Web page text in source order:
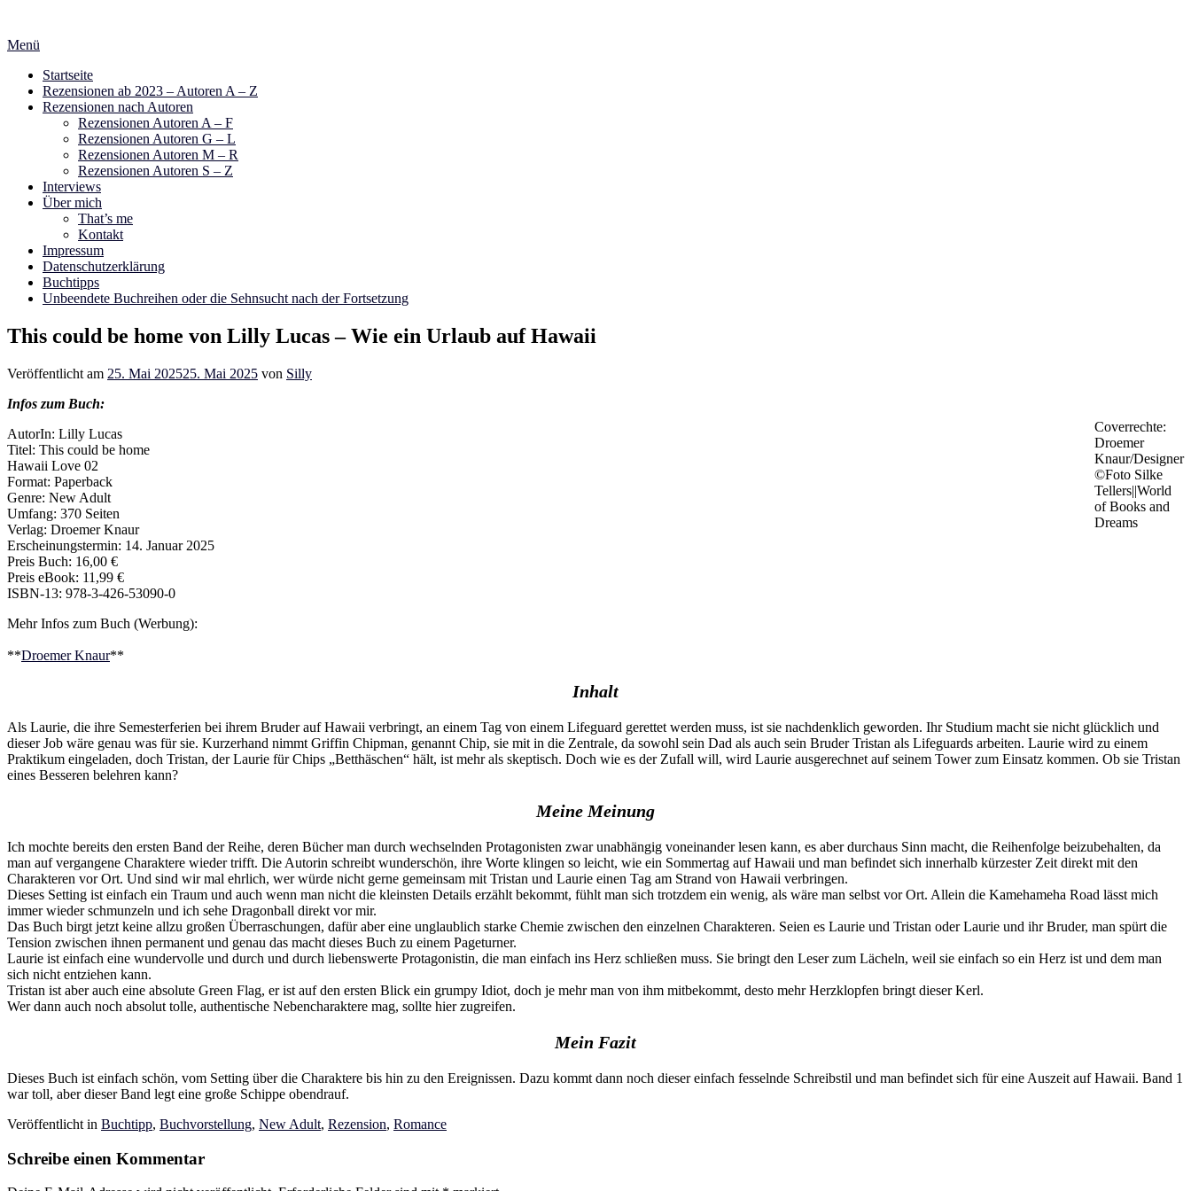
springen
Menü
Startseite
Rezensionen ab 2023 – Autoren A – Z
Rezensionen nach Autoren
Rezensionen Autoren A – F
Rezensionen Autoren G – L
Rezensionen Autoren M – R
Rezensionen Autoren S – Z
Interviews
Über mich
That’s me
Kontakt
Impressum
Datenschutzerklärung
Buchtipps
Unbeendete Buchreihen oder die Sehnsucht nach der Fortsetzung
This could be home von Lilly Lucas – Wie ein Urlaub auf Hawaii
Veröffentlicht am 25. Mai 202525. Mai 2025 von Silly
Coverrechte:
Droemer
Knaur/Designer
©Foto Silke
Tellers||World
of Books and
Dreams
Infos zum Buch:
AutorIn: Lilly Lucas
Titel: This could be home
Hawaii Love 02
Format: Paperback
Genre: New Adult
Umfang: 370 Seiten
Verlag: Droemer Knaur
Erscheinungstermin: 14. Januar 2025
Preis Buch: 16,00 €
Preis eBook: 11,99 €
ISBN-13: 978-3-426-53090-0
Mehr Infos zum Buch (Werbung):
**Droemer Knaur**
Inhalt
Als Laurie, die ihre Semesterferien bei ihrem Bruder auf Hawaii verbringt, an einem Tag von einem Lifeguard gerettet werden muss, ist sie nachdenklich geworden. Ihr Studium macht sie nicht glücklich und
dieser Job wäre genau was für sie. Kurzerhand nimmt Griffin Chipman, genannt Chip, sie mit in die Zentrale, da sowohl sein Dad als auch sein Bruder Tristan als Lifeguards arbeiten. Laurie wird zu einem
Praktikum eingeladen, doch Tristan, der Laurie für Chips „Betthäschen“ hält, ist mehr als skeptisch. Doch wie es der Zufall will, wird Laurie ausgerechnet auf seinem Tower zum Einsatz kommen. Ob sie Tristan
eines Besseren belehren kann?
Meine Meinung
Ich mochte bereits den ersten Band der Reihe, deren Bücher man durch wechselnden Protagonisten zwar unabhängig voneinander lesen kann, es aber durchaus Sinn macht, die Reihenfolge beizubehalten, da
man auf vergangene Charaktere wieder trifft. Die Autorin schreibt wunderschön, ihre Worte klingen so leicht, wie ein Sommertag auf Hawaii und man befindet sich innerhalb kürzester Zeit direkt mit den
Charakteren vor Ort. Und sind wir mal ehrlich, wer würde nicht gerne gemeinsam mit Tristan und Laurie einen Tag am Strand von Hawaii verbringen.
Dieses Setting ist einfach ein Traum und auch wenn man nicht die kleinsten Details erzählt bekommt, fühlt man sich trotzdem ein wenig, als wäre man selbst vor Ort. Allein die Kamehameha Road lässt mich
immer wieder schmunzeln und ich sehe Dragonball direkt vor mir.
Das Buch birgt jetzt keine allzu großen Überraschungen, dafür aber eine unglaublich starke Chemie zwischen den einzelnen Charakteren. Seien es Laurie und Tristan oder Laurie und ihr Bruder, man spürt die
Tension zwischen ihnen permanent und genau das macht dieses Buch zu einem Pageturner.
Laurie ist einfach eine wundervolle und durch und durch liebenswerte Protagonistin, die man einfach ins Herz schließen muss. Sie bringt den Leser zum Lächeln, weil sie einfach so ein Herz ist und dem man
sich nicht entziehen kann.
Tristan ist aber auch eine absolute Green Flag, er ist auf den ersten Blick ein grumpy Idiot, doch je mehr man von ihm mitbekommt, desto mehr Herzklopfen bringt dieser Kerl.
Wer dann auch noch absolut tolle, authentische Nebencharaktere mag, sollte hier zugreifen.
Mein Fazit
Dieses Buch ist einfach schön, vom Setting über die Charaktere bis hin zu den Ereignissen. Dazu kommt dann noch dieser einfach fesselnde Schreibstil und man befindet sich für eine Auszeit auf Hawaii. Band 1
war toll, aber dieser Band legt eine große Schippe obendrauf.
Veröffentlicht in Buchtipp, Buchvorstellung, New Adult, Rezension, Romance
Schreibe einen Kommentar